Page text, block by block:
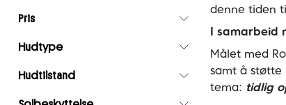
Pris
Hudtype
Hudtilstand
denne tiden
I samarbeid
Målet med
samt å støtte
tema: tidlig